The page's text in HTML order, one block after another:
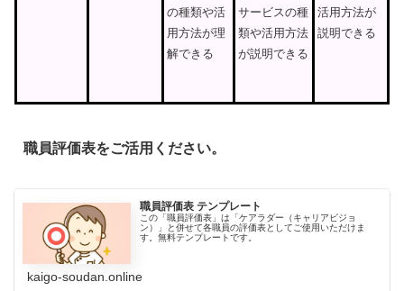
の種類や活
用方法が理
解できる
サービスの種
類や活用方法
が説明できる
活用方法が
説明できる
職員評価表をご活用ください。
職員評価表 テンプレート
この「職員評価表」は「ケアラダー（キャリアビジョ
ン）」と併せて各職員の評価表としてご使用いただけま
す。無料テンプレートです。
kaigo-soudan.online